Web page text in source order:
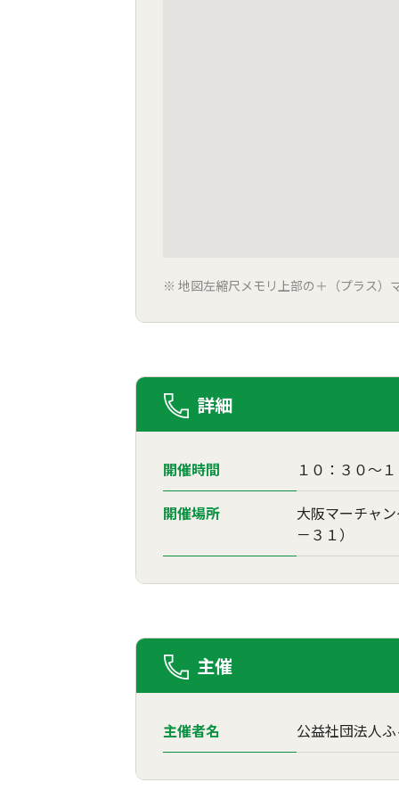
地図左縮尺メモリ上部の＋（プラス）
詳細
開催時間 １０：３０～
開催場所
大阪マーチャ
－３１）
主催
主催者名 公益社団法人